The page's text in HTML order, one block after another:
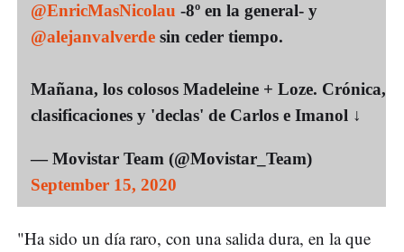
@EnricMasNicolau -8º en la general- y
@alejanvalverde sin ceder tiempo.
Mañana, los colosos Madeleine + Loze. Crónica,
clasificaciones y 'declas' de Carlos e Imanol ↓
— Movistar Team (@Movistar_Team)
September 15, 2020
"Ha sido un día raro, con una salida dura, en la que